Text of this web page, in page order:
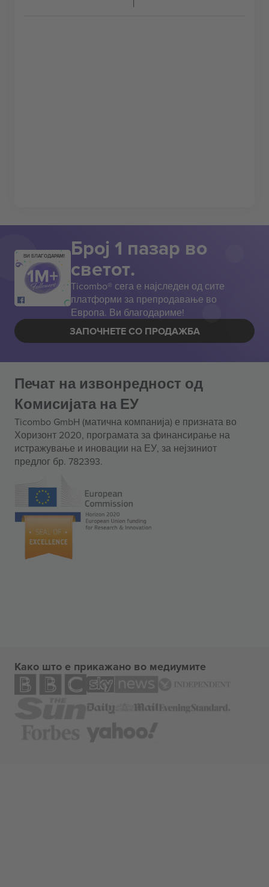
ВИ БЛАГОДАРАМ! Број 1 пазар во
светот.
Ticombo® сега е најследен од сите
платформи за препродавање во
Европа. Ви благодариме!
ЗАПОЧНЕТЕ СО ПРОДАЖБА
Печат на извонредност од
Комисијата на ЕУ
Ticombo GmbH (матична компанија) е призната во
Хоризонт 2020, програмата за финансирање на
истражување и иновации на ЕУ, за нејзиниот
предлог бр. 782393.
Како што е прикажано во медиумите